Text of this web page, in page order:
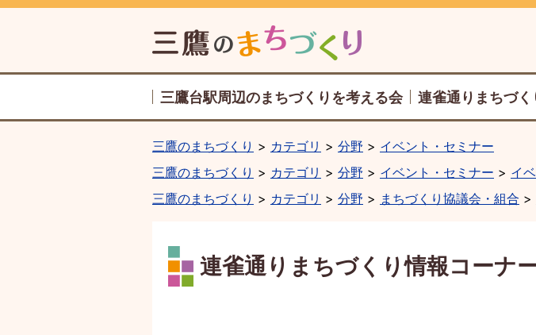
三鷹台駅周辺のまちづくりを考える会 連雀通りまちづ
三鷹のまちづくり カテゴリ 分野
イベント・セミナー
三鷹のまちづくり
カテゴリ 分野 イベント・セミナー
イ
三鷹のまちづくり
カテゴリ 分野 まちづくり協議会・組合
連雀通りまちづくり情報コーナ